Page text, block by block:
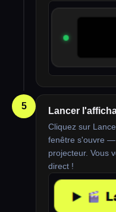
5 Lancer
Cliquez sur
fenêtre s'ouvre —
projecteur. Vous
direct !